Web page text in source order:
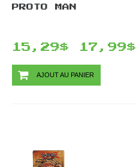
PROTO MAN
15,29$ 17,99$
AJOUT AU PANIER